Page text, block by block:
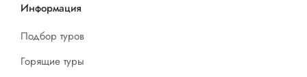
Информация
Подбор туров
Горящие туры